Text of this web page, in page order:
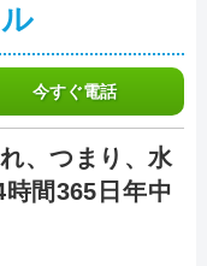
今すぐ電話
、つまり、水
間365日年中